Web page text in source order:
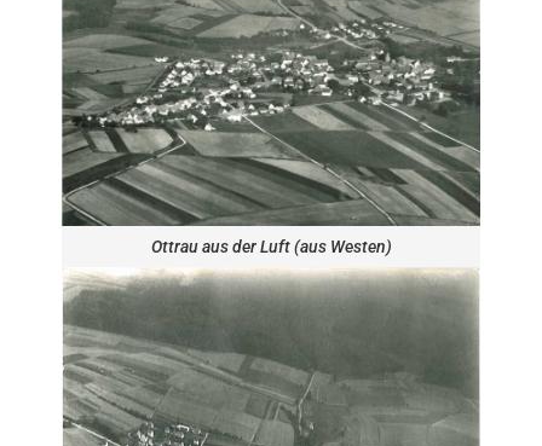
Ottrau aus der Luft (aus Westen)